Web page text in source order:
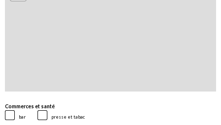
Commerces et santé
bar presse et tabac